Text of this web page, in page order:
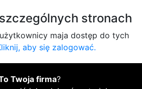
stronach
maja dostęp do tych
aby się zalogować.
Twoja firma?